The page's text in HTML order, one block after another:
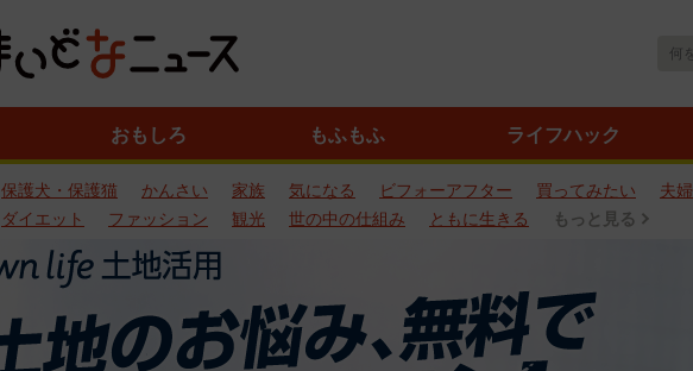
おもしろ もふもふ ライフハック
保護犬・保護猫 かんさい 家族 気になる ビフォーアフター 買ってみたい 夫婦
ダイエット
ファッション 観光 世の中の仕組み ともに生きる もっと見る